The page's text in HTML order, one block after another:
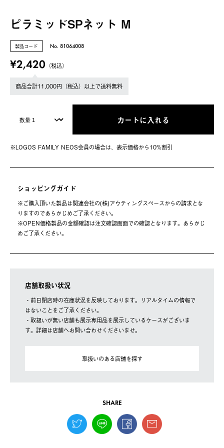
ピラミッドSPネット M
製品コード No. 81064008
¥2,420 （税込）
商品合計11,000円（税込）以上で送料無料
カートに入れる
※LOGOS FAMILY NEOS会員の場合は、表⽰価格から10%割引
ショッピングガイド
※ご購⼊頂いた製品は関連会社の(株)アウティングスペースからの請求とな
りますのであらかじめご了承ください。
※OPEN価格製品の⾦額確認は注⽂確認画⾯での確認となります。あらかじ
めご了承ください。
店舗取扱い状況
・前日閉店時の在庫状況を反映しております。リアルタイムの情報で
はないことをご了承ください。
・取扱いが無い店舗も展示専用品を展示しているケースがございま
す。詳細は店舗へお問い合わせくださいませ。
取扱いのある店舗を探す
SHARE